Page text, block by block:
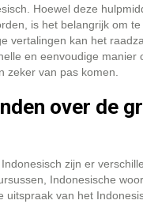
Hoewel deze
is het belangrijk om
vertalingen kan het
en eenvoudige manier
zeker van pas komen.
over de
zijn er
Indonesische
van het